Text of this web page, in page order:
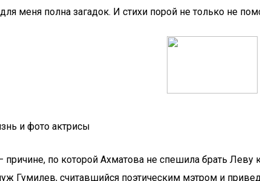
меня полна загадок. И стихи порой не только не
и фото актрисы
по которой Ахматова не спешила брать Леву
Гумилев, считавшийся поэтическим мэтром и